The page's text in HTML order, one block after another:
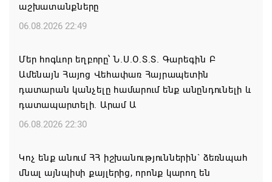
աշխատանքները
06.08.2026 22:49
Մեր հոգևոր եղբորը՝ Ն.Ս.Օ.Տ.Տ. Գարեգին Բ
Ամենայն Հայոց Վեհափառ Հայրապետին
դատարան կանչելը համարում ենք անընդունելի և
դատապարտելի. Արամ Ա
06.08.2026 22:30
Կոչ ենք անում ՀՀ իշխանություններին` ձեռնպահ
մնալ այնպիսի քայլերից, որոնք կարող են